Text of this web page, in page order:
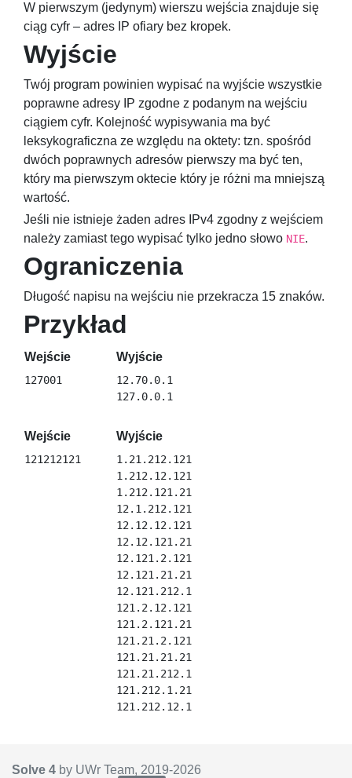
W pierwszym (jedynym) wierszu wejścia znajduje się
ciąg cyfr – adres IP ofiary bez kropek.
Wyjście
Twój program powinien wypisać na wyjście wszystkie
poprawne adresy IP zgodne z podanym na wejściu
ciągiem cyfr. Kolejność wypisywania ma być
leksykograficzna ze względu na oktety: tzn. spośród
dwóch poprawnych adresów pierwszy ma być ten,
który ma pierwszym oktecie który je różni ma mniejszą
wartość.
Jeśli nie istnieje żaden adres IPv4 zgodny z wejściem
należy zamiast tego wypisać tylko jedno słowo NIE.
Ograniczenia
Długość napisu na wejściu nie przekracza 15 znaków.
Przykład
Wejście Wyjście
12.70.0.1
Wejście Wyjście
1.21.212.121
1.212.12.121
1.212.121.21
12.1.212.121
12.12.12.121
12.12.121.21
12.121.2.121
12.121.21.21
12.121.212.1
121.2.12.121
121.2.121.21
121.21.2.121
121.21.21.21
121.21.212.1
121.212.1.21
Solve 4 by UWr Team, 2019-2026